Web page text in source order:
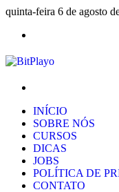
quinta-feira 6 de agosto
INÍCIO
SOBRE NÓS
CURSOS
DICAS
JOBS
POLÍTICA DE
CONTATO